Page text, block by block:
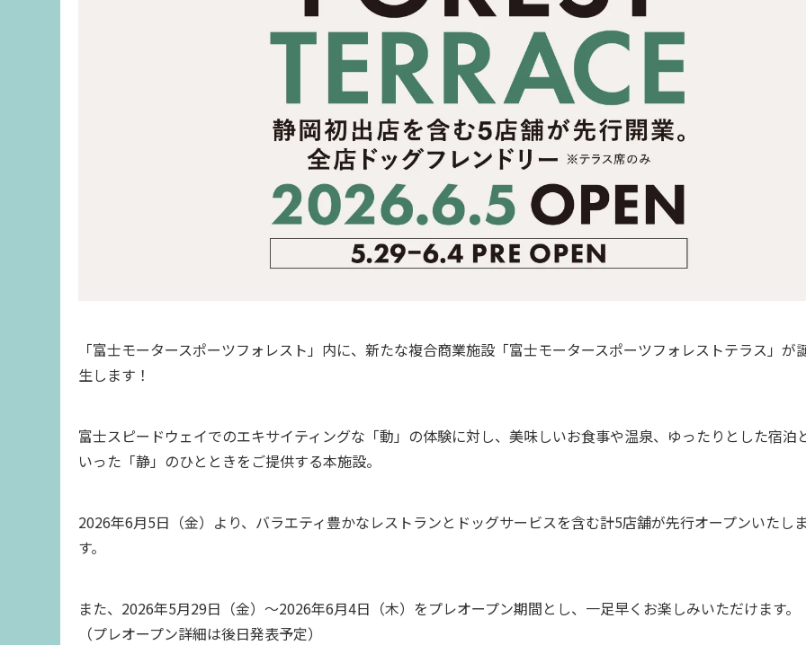
「富士モータースポーツフォレスト」内に、新たな複合商業施設「富士モータースポーツフォレストテラス」が
生します！
富士スピードウェイでのエキサイティングな「動」の体験に対し、美味しいお食事や温泉、ゆったりとした宿泊
いった「静」のひとときをご提供する本施設。
2026年6月5日（金）より、バラエティ豊かなレストランとドッグサービスを含む計5店舗が先行オープンいたし
す。
また、2026年5月29日（金）～2026年6月4日（木）をプレオープン期間とし、一足早くお楽しみいただけます。
（プレオープン詳細は後日発表予定）